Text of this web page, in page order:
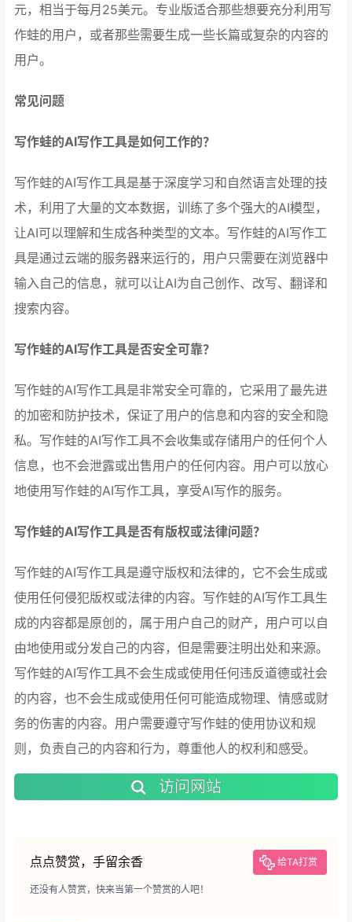
元，相当于每月25美元。专业版适合那些想要充分利用写
作蛙的用户，或者那些需要生成一些长篇或复杂的内容的
用户。
常见问题
写作蛙的AI写作工具是如何工作的？
写作蛙的AI写作工具是基于深度学习和自然语言处理的技
术，利用了大量的文本数据，训练了多个强大的AI模型，
让AI可以理解和生成各种类型的文本。写作蛙的AI写作工
具是通过云端的服务器来运行的，用户只需要在浏览器中
输入自己的信息，就可以让AI为自己创作、改写、翻译和
搜索内容。
写作蛙的AI写作工具是否安全可靠？
写作蛙的AI写作工具是非常安全可靠的，它采用了最先进
的加密和防护技术，保证了用户的信息和内容的安全和隐
私。写作蛙的AI写作工具不会收集或存储用户的任何个人
信息，也不会泄露或出售用户的任何内容。用户可以放心
地使用写作蛙的AI写作工具，享受AI写作的服务。
写作蛙的AI写作工具是否有版权或法律问题？
写作蛙的AI写作工具是遵守版权和法律的，它不会生成或
使用任何侵犯版权或法律的内容。写作蛙的AI写作工具生
成的内容都是原创的，属于用户自己的财产，用户可以自
由地使用或分发自己的内容，但是需要注明出处和来源。
写作蛙的AI写作工具不会生成或使用任何违反道德或社会
的内容，也不会生成或使用任何可能造成物理、情感或财
务的伤害的内容。用户需要遵守写作蛙的使用协议和规
则，负责自己的内容和行为，尊重他人的权利和感受。
访问网站
点点赞赏，手留余香 给TA打赏
还没有人赞赏，快来当第一个赞赏的人吧！